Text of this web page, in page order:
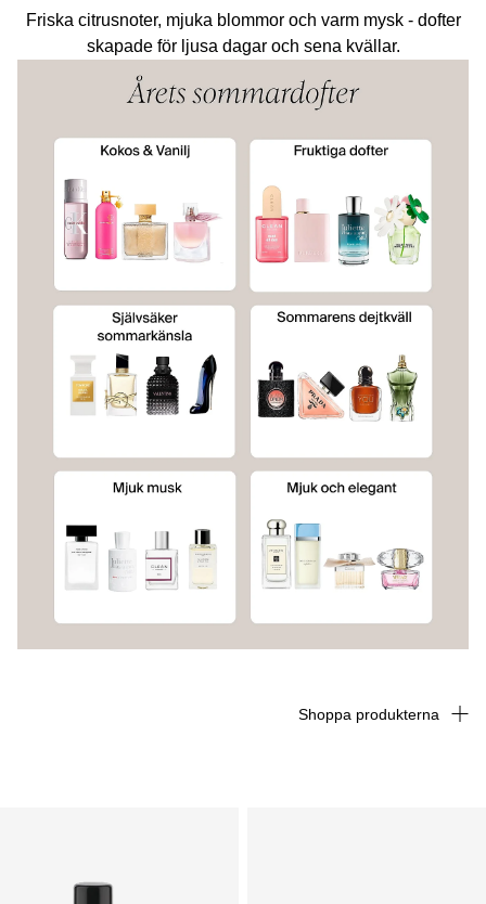
Shoppa produkterna
Friska citrusnoter, mjuka blommor och varm mysk - dofter
skapade för ljusa dagar och sena kvällar.